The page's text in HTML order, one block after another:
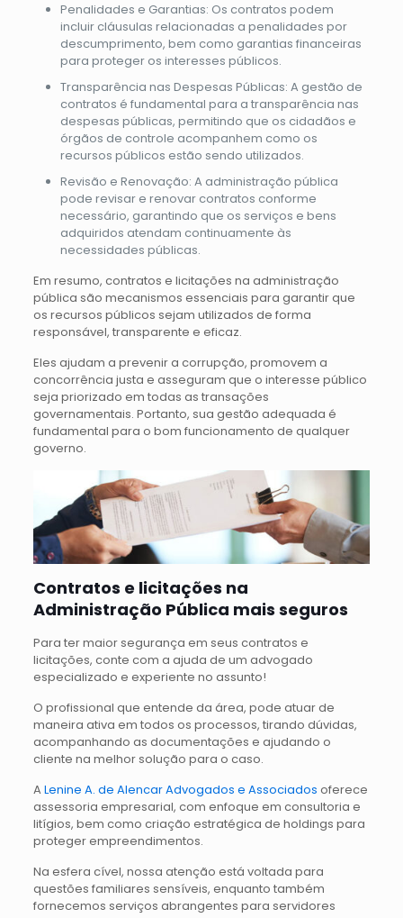
Penalidades e Garantias: Os contratos podem
incluir cláusulas relacionadas a penalidades por
descumprimento, bem como garantias financeiras
para proteger os interesses públicos.
Transparência nas Despesas Públicas: A gestão de
contratos é fundamental para a transparência nas
despesas públicas, permitindo que os cidadãos e
órgãos de controle acompanhem como os
recursos públicos estão sendo utilizados.
Revisão e Renovação: A administração pública
pode revisar e renovar contratos conforme
necessário, garantindo que os serviços e bens
adquiridos atendam continuamente às
necessidades públicas.
Em resumo, contratos e licitações na administração
pública são mecanismos essenciais para garantir que
os recursos públicos sejam utilizados de forma
responsável, transparente e eficaz.
Eles ajudam a prevenir a corrupção, promovem a
concorrência justa e asseguram que o interesse público
seja priorizado em todas as transações
governamentais. Portanto, sua gestão adequada é
fundamental para o bom funcionamento de qualquer
governo.
Contratos e licitações na
Administração Pública mais seguros
Para ter maior segurança em seus contratos e
licitações, conte com a ajuda de um advogado
especializado e experiente no assunto!
O profissional que entende da área, pode atuar de
maneira ativa em todos os processos, tirando dúvidas,
acompanhando as documentações e ajudando o
cliente na melhor solução para o caso.
A Lenine A. de Alencar Advogados e Associados oferece
assessoria empresarial, com enfoque em consultoria e
litígios, bem como criação estratégica de holdings para
proteger empreendimentos.
Na esfera cível, nossa atenção está voltada para
questões familiares sensíveis, enquanto também
fornecemos serviços abrangentes para servidores